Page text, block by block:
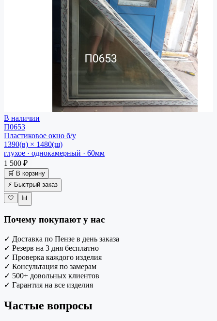
В наличии
П0653
Пластиковое окно б/у
1390(в) × 1480(ш)
глухое · однокамерный · 60мм
1 500 ₽
🛒 В корзину
⚡ Быстрый заказ
🤍
📊
Почему покупают у нас
✓ Доставка по Пензе в день заказа
✓ Резерв на 3 дня бесплатно
✓ Проверка каждого изделия
✓ Консультация по замерам
✓ 500+ довольных клиентов
✓ Гарантия на все изделия
Частые вопросы